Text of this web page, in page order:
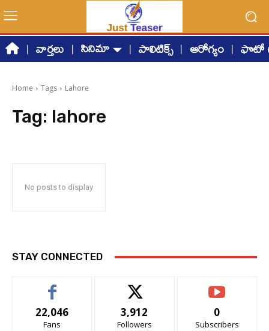
వార్తలు సినిమా పాలిటిక్స్ ఆరోగ్యం ఫొటో
Home Tags Lahore
Tag: lahore
No posts to display
STAY CONNECTED
22,046
Fans
3,912
Followers
0
Subscribers